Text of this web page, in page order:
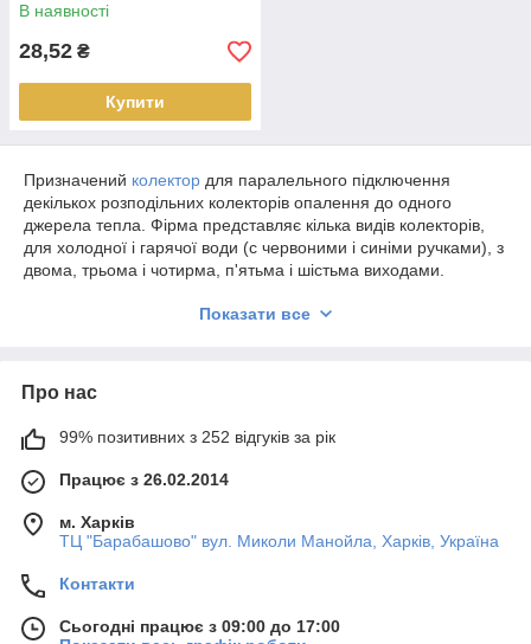
В наявності
28,52 ₴
Купити
Призначений колектор для паралельного підключення
декількох розподільних колекторів опалення до одного
джерела тепла. Фірма представляє кілька видів колекторів,
для холодної і гарячої води (c червоними і синіми ручками), з
двома, трьома і чотирма, п'ятьма і шістьма виходами.
розташованими на ній кульовими поліпропіленовими
утворення корозії.
«Водяний».
Показати все
Про нас
99% позитивних з 252 відгуків за рік
Працює з 26.02.2014
м. Харків
ТЦ "Барабашово" вул. Миколи Манойла, Харків, Україна
Контакти
Сьогодні працює з 09:00 до 17:00